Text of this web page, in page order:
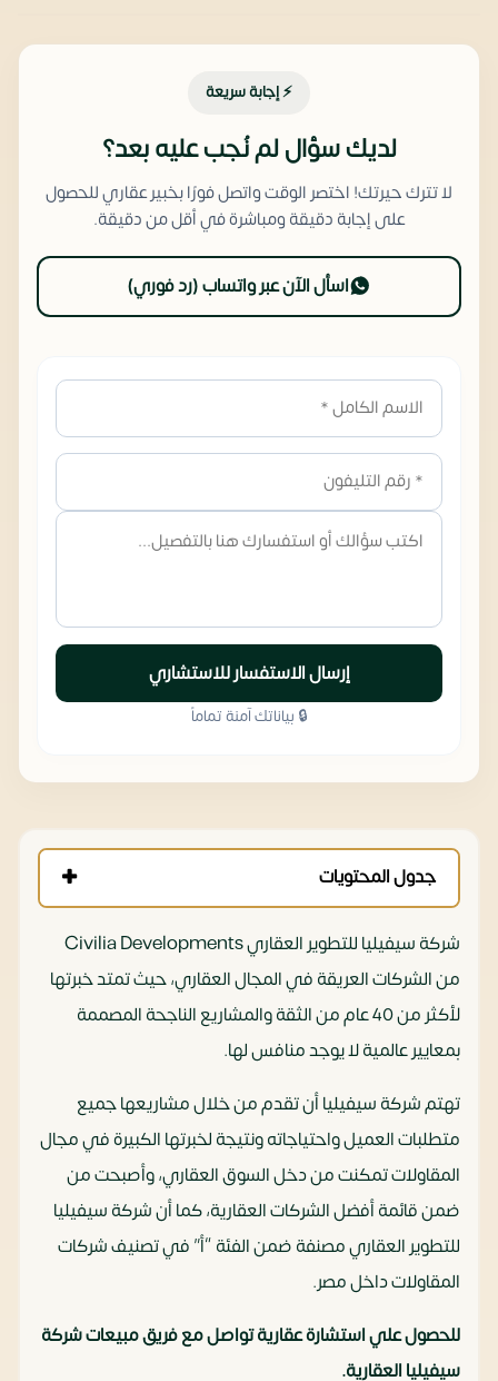
⚡ إجابة سريعة
لديك سؤال لم نُجب عليه بعد؟
لا تترك حيرتك! اختصر الوقت واتصل فورًا بخبير عقاري للحصول
على إجابة دقيقة ومباشرة في أقل من دقيقة.
اسأل الآن عبر واتساب (رد فوري)
إرسال الاستفسار للاستشاري
🔒 بياناتك آمنة تماماً
جدول المحتويات
شركة سيفيليا للتطوير العقاري Civilia Developments
من الشركات العريقة في المجال العقاري، حيث تمتد خبرتها
لأكثر من 40 عام من الثقة والمشاريع الناجحة المصممة
بمعايير عالمية لا يوجد منافس لها.
تهتم شركة سيفيليا أن تقدم من خلال مشاريعها جميع
متطلبات العميل واحتياجاته ونتيجة لخبرتها الكبيرة في مجال
المقاولات تمكنت من دخل السوق العقاري، وأصبحت من
ضمن قائمة أفضل الشركات العقارية، كما أن شركة سيفيليا
للتطوير العقاري مصنفة ضمن الفئة “أ” في تصنيف شركات
المقاولات داخل مصر.
للحصول علي استشارة عقارية تواصل مع فريق مبيعات شركة
سيفيليا العقارية.